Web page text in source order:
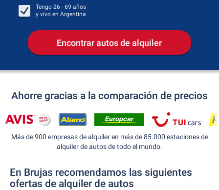
Tengo 26 - 69 años
y vivo en Argentina
Encontrar autos de alquiler
Ahorre gracias a la comparación de precios
Más de 900 empresas de alquiler en más de 85.000 estaciones de
alquiler de autos de todo el mundo.
En Brujas recomendamos las siguientes
ofertas de alquiler de autos